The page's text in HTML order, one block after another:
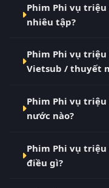
Berlin Vietsub
(phimvn2y.com)
MotPhim,
VN2, BiluTV,
Phim Phi vụ triệu
nhiêu tập?
hoàn thành với
mới được cập
Phim Phi vụ triệu
Vietsub / thuyết
RoPhim có bản
thể chuyển giữa
Phim Phi vụ triệu
nước nào?
Tây Ban Nha.
Phim Phi vụ triệu
điều gì?